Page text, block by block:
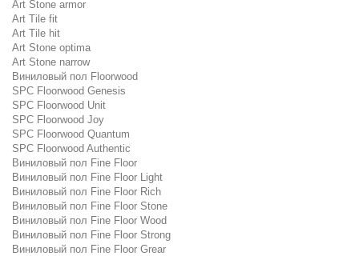
Art Stone armor
Art Tile fit
Art Tile hit
Art Stone optima
Art Stone narrow
Виниловый пол Floorwood
SPC Floorwood Genesis
SPC Floorwood Unit
SPC Floorwood Joy
SPC Floorwood Quantum
SPC Floorwood Authentic
Виниловый пол Fine Floor
Виниловый пол Fine Floor Light
Виниловый пол Fine Floor Rich
Виниловый пол Fine Floor Stone
Виниловый пол Fine Floor Wood
Виниловый пол Fine Floor Strong
Виниловый пол Fine Floor Grear